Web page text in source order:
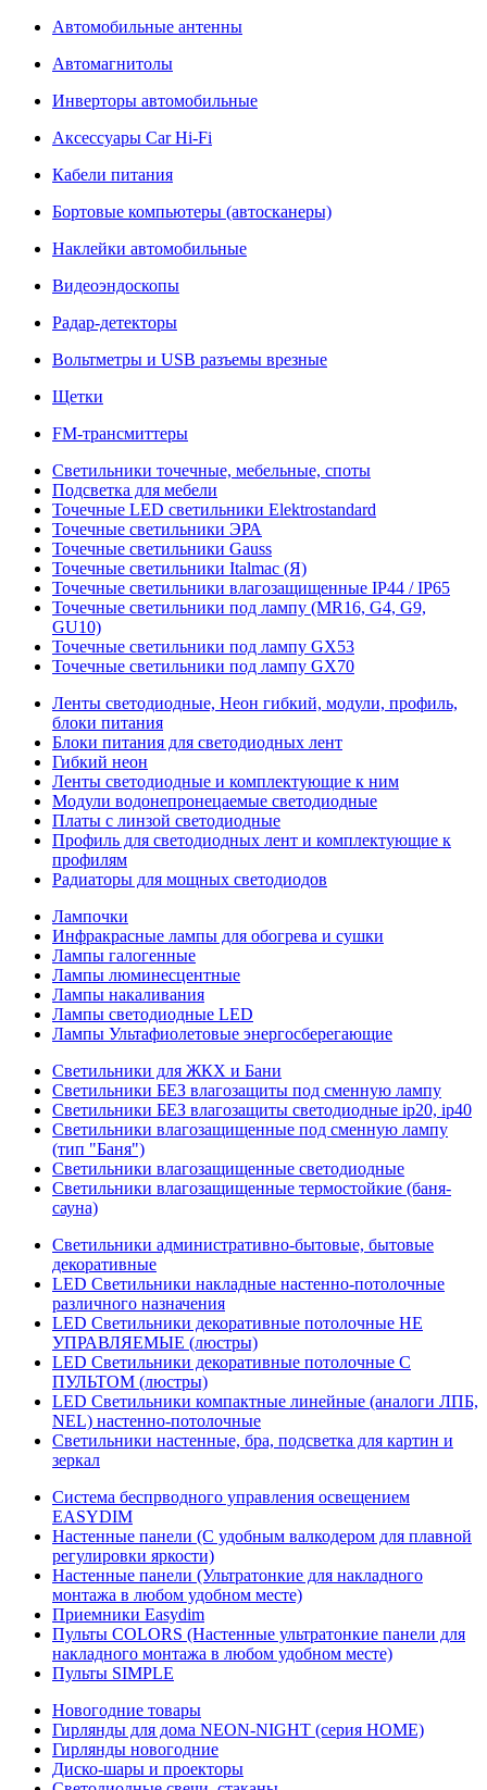
Автомобильные антенны
Автомагнитолы
Инверторы автомобильные
Аксессуары Car Hi-Fi
Кабели питания
Бортовые компьютеры (автосканеры)
Наклейки автомобильные
Видеоэндоскопы
Радар-детекторы
Вольтметры и USB разъемы врезные
Щетки
FM-трансмиттеры
Светильники точечные, мебельные, споты
Подсветка для мебели
Точечные LED светильники Elektrostandard
Точечные светильники ЭРА
Точечные светильники Gauss
Точечные светильники Italmac (Я)
Точечные светильники влагозащищенные IP44 / IP65
Точечные светильники под лампу (MR16, G4, G9,
GU10)
Точечные светильники под лампу GX53
Точечные светильники под лампу GX70
Ленты светодиодные, Неон гибкий, модули, профиль,
блоки питания
Блоки питания для светодиодных лент
Гибкий неон
Ленты светодиодные и комплектующие к ним
Модули водонепронецаемые светодиодные
Платы с линзой светодиодные
Профиль для светодиодных лент и комплектующие к
профилям
Радиаторы для мощных светодиодов
Лампочки
Инфракрасные лампы для обогрева и сушки
Лампы галогенные
Лампы люминесцентные
Лампы накаливания
Лампы светодиодные LED
Лампы Ультафиолетовые энергосберегающие
Светильники для ЖКХ и Бани
Светильники БЕЗ влагозащиты под сменную лампу
Светильники БЕЗ влагозащиты светодиодные ip20, ip40
Светильники влагозащищенные под сменную лампу
(тип "Баня")
Светильники влагозащищенные светодиодные
Светильники влагозащищенные термостойкие (баня-
сауна)
Светильники административно-бытовые, бытовые
декоративные
LED Cветильники накладные настенно-потолочные
различного назначения
LED Светильники декоративные потолочные НЕ
УПРАВЛЯЕМЫЕ (люстры)
LED Светильники декоративные потолочные С
ПУЛЬТОМ (люстры)
LED Светильники компактные линейные (аналоги ЛПБ,
NEL) настенно-потолочные
Светильники настенные, бра, подсветка для картин и
зеркал
Система беспрводного управления освещением
EASYDIM
Настенные панели (С удобным валкодером для плавной
регулировки яркости)
Настенные панели (Ультратонкие для накладного
монтажа в любом удобном месте)
Приемники Easydim
Пульты COLORS (Настенные ультратонкие панели для
накладного монтажа в любом удобном месте)
Пульты SIMPLE
Новогодние товары
Гирлянды для дома NEON-NIGHT (серия HOME)
Гирлянды новогодние
Диско-шары и проекторы